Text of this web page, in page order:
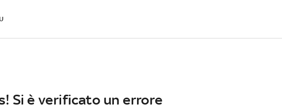
Si è verificato un errore